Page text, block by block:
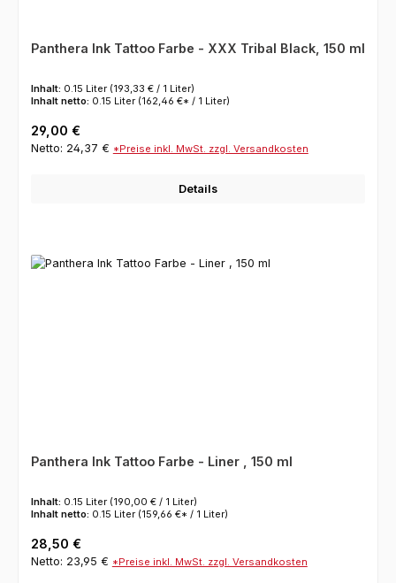
Panthera Ink Tattoo Farbe - XXX Tribal Black, 150 ml
Inhalt: 0.15 Liter (193,33 € / 1 Liter)
Inhalt netto: 0.15 Liter (162,46 €* / 1 Liter)
Regulärer Preis:
29,00 €
Netto: 24,37 € *Preise inkl. MwSt. zzgl. Versandkosten
Details
Panthera Ink Tattoo Farbe - Liner , 150 ml
Inhalt: 0.15 Liter (190,00 € / 1 Liter)
Inhalt netto: 0.15 Liter (159,66 €* / 1 Liter)
Regulärer Preis:
28,50 €
Netto: 23,95 € *Preise inkl. MwSt. zzgl. Versandkosten